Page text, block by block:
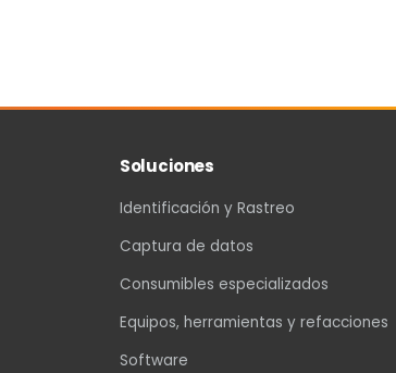
Soluciones
Identificación y Rastreo
Captura de datos
Consumibles especializados
Equipos, herramientas y refacciones
Software